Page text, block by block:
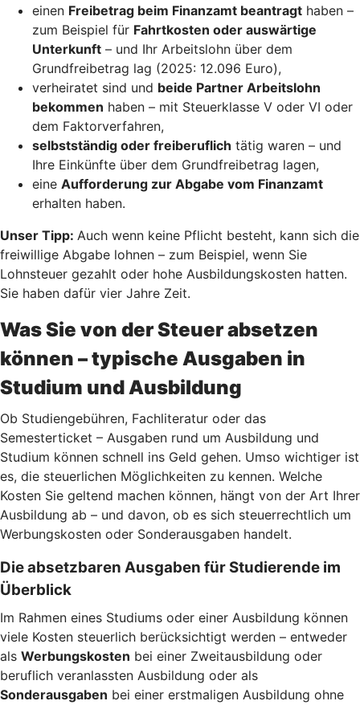
einen Freibetrag beim Finanzamt beantragt haben –
zum Beispiel für Fahrtkosten oder auswärtige
Unterkunft – und Ihr Arbeitslohn über dem
Grundfreibetrag lag (2025: 12.096 Euro),
verheiratet sind und beide Partner Arbeitslohn
bekommen haben – mit Steuerklasse V oder VI oder
dem Faktorverfahren,
selbstständig oder freiberuflich tätig waren – und
Ihre Einkünfte über dem Grundfreibetrag lagen,
eine Aufforderung zur Abgabe vom Finanzamt
erhalten haben.
Unser Tipp: Auch wenn keine Pflicht besteht, kann sich die
freiwillige Abgabe lohnen – zum Beispiel, wenn Sie
Lohnsteuer gezahlt oder hohe Ausbildungskosten hatten.
Sie haben dafür vier Jahre Zeit.
Was Sie von der Steuer absetzen
können – typische Ausgaben in
Studium und Ausbildung
Ob Studiengebühren, Fachliteratur oder das
Semesterticket – Ausgaben rund um Ausbildung und
Studium können schnell ins Geld gehen. Umso wichtiger ist
es, die steuerlichen Möglichkeiten zu kennen. Welche
Kosten Sie geltend machen können, hängt von der Art Ihrer
Ausbildung ab – und davon, ob es sich steuerrechtlich um
Werbungskosten oder Sonderausgaben handelt.
Die absetzbaren Ausgaben für Studierende im
Überblick
Im Rahmen eines Studiums oder einer Ausbildung können
viele Kosten steuerlich berücksichtigt werden – entweder
als Werbungskosten bei einer Zweitausbildung oder
beruflich veranlassten Ausbildung oder als
Sonderausgaben bei einer erstmaligen Ausbildung ohne